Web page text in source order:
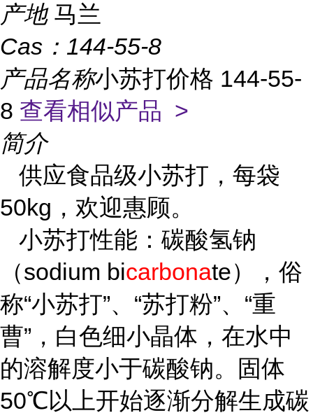
产地 马兰
Cas： 144-55-8
产品名称小苏打价格 144-55-
8 查看相似产品 >
简介
供应食品级小苏打，每袋
50kg，欢迎惠顾。
小苏打性能：碳酸氢钠
（sodium bicarbonate），俗
称“小苏打”、“苏打粉”、“重
曹”，白色细小晶体，在水中
的溶解度小于碳酸钠。固体
50℃以上开始逐渐分解生成碳